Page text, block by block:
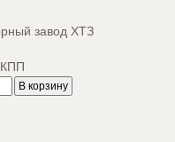
завод ХТЗ
КПП